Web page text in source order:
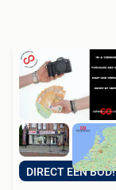
DIRECT EEN BOD!